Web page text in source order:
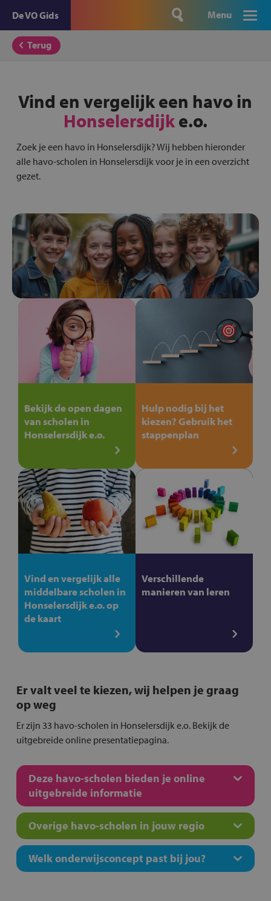
De VO Gids Menu
Terug
Vind en vergelijk een havo in
Honselersdijke.o.
Zoek je een havo in Honselersdijk? Wij hebben hieronder
alle havo-scholen in Honselersdijk voor je in een overzicht
gezet.
Bekijk de open dagen
van scholen in
Honselersdijk e.o.
Hulp nodig bij het
kiezen? Gebruik het
stappenplan
Vind en vergelijk alle
middelbare scholen in
Honselersdijk e.o. op
de kaart
Verschillende
manieren van leren
Er valt veel te kiezen, wij helpen je graag
op weg
Er zijn 33 havo-scholen in Honselersdijk e.o. Bekijk de
uitgebreide online presentatiepagina.
Deze havo-scholen bieden je online
uitgebreide informatie
Overige havo-scholen in jouw regio
Welk onderwijsconcept past bij jou?